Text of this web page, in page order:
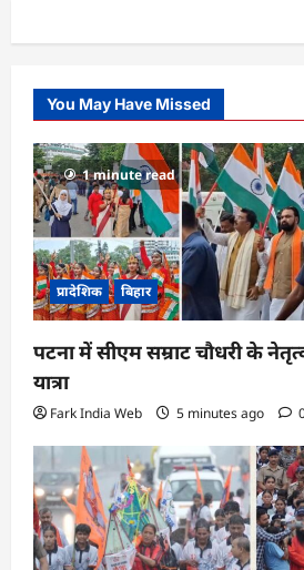
You May Have Missed
1 minute read
प्रादेशिक बिहार
पटना में सीएम सम्राट चौधरी के
यात्रा
Fark India Web 5 minutes ago